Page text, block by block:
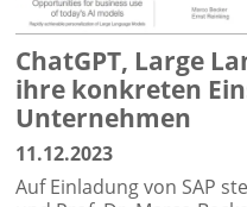
ChatGPT, Large
ihre konkreten
Unternehmen
11.12.2023
Auf Einladung von SAP